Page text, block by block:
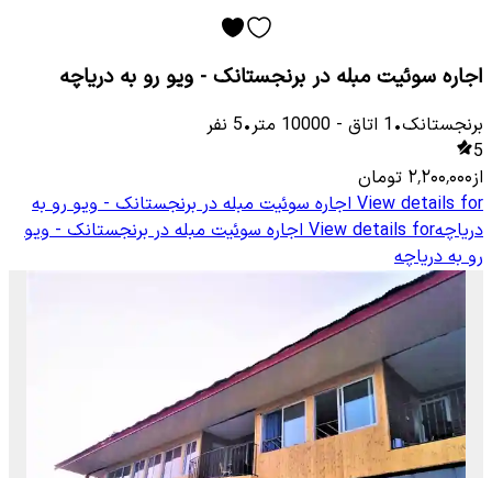
اجاره سوئیت مبله در برنجستانک - ویو رو به دریاچه
برنجستانک•
1 اتاق -
10000 متر•
5 نفر
5
از۲٬۲۰۰٬۰۰۰ تومان
View details for اجاره سوئیت مبله در برنجستانک - ویو رو به
دریاچهView details for اجاره سوئیت مبله در برنجستانک - ویو
رو به دریاچه